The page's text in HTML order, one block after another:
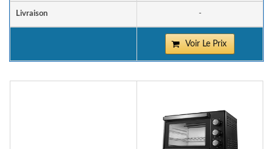
Livraison -
Voir Le Prix